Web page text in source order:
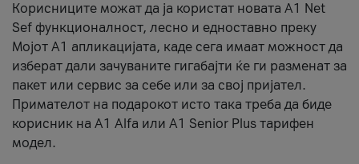
Корисниците можат да ја користат новата А1 Net
Sef функционалност, лесно и едноставно преку
Мојот А1 апликацијата, каде сега имаат можност да
изберат дали зачуваните гигабајти ќе ги разменат за
пакет или сервис за себе или за свој пријател.
Примателот на подарокот исто така треба да биде
корисник на А1 Alfa или A1 Senior Plus тарифен
модел.